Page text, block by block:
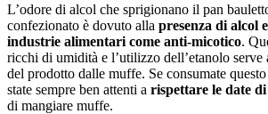
L’odore di alcol che sprigionano il pan
confezionato è dovuto alla presenza di alcol
industrie alimentari come anti-micotico.
ricchi di umidità e l’utilizzo dell’etanolo serve
del prodotto dalle muffe. Se consumate
state sempre ben attenti a rispettare le date di
di mangiare muffe.